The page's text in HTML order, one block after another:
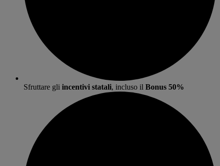
Sfruttare gli incentivi statali, incluso il Bonus 50%